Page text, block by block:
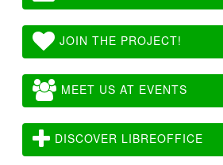
JOIN THE PROJECT!
MEET US AT EVENTS
DISCOVER LIBREOFFICE